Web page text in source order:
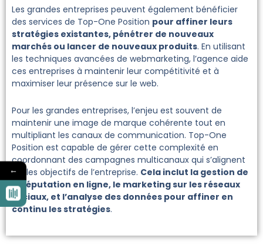
Les grandes entreprises peuvent également bénéficier
des services de Top-One Position pour affiner leurs
stratégies existantes, pénétrer de nouveaux
marchés ou lancer de nouveaux produits. En utilisant
les techniques avancées de webmarketing, l’agence aide
ces entreprises à maintenir leur compétitivité et à
maximiser leur présence sur le web.
Pour les grandes entreprises, l’enjeu est souvent de
maintenir une image de marque cohérente tout en
multipliant les canaux de communication. Top-One
Position est capable de gérer cette complexité en
coordonnant des campagnes multicanaux qui s’alignent
sur les objectifs de l’entreprise. Cela inclut la gestion de
la réputation en ligne, le marketing sur les réseaux
sociaux, et l’analyse des données pour affiner en
continu les stratégies.
←